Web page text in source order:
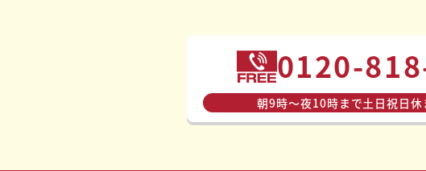
0120-
朝9時〜夜10時まで⼟⽇祝⽇休